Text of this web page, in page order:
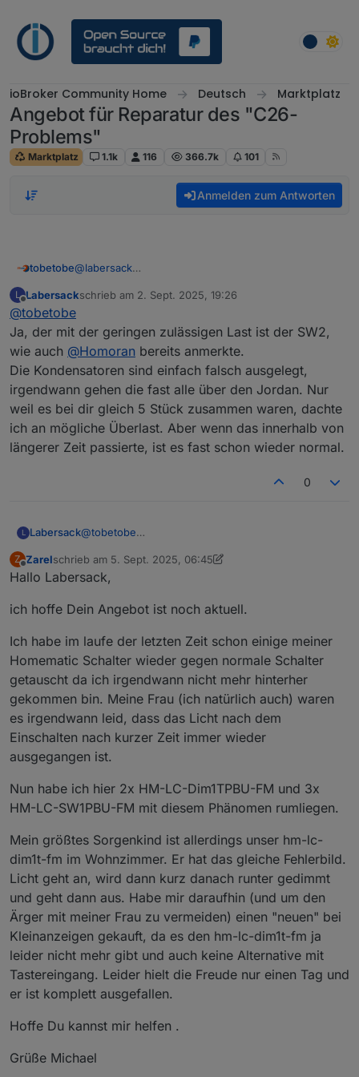
ioBroker Community Home Deutsch Marktplatz
Angebot für Reparatur des "C26-
Problems"
Marktplatz 1.1k 116 366.7k 101
Anmelden zum Antworten
tobetobe@labersack
sorry, ich war im Urlaub und danach krank. Verspätet
also herzlichen Dank für deine Bemühungen. Dass 3
von 5 Schalter wieder funktionieren, ist doch eine
sehr gute Nachricht. Die zwei weiterhin defekten
Schalter kannst du gerne zum Ausschlachten
behalten. Den Rücksendeschein lasse ich dir in den
nächsten Tagen zukommen. Was ich dranhängen
hatte? Kleiner Verbraucher, zum Teil aber mit
Schaltnetzteil, die sich ja bekanntermaßen kapazitiv
verhalten und beim Einschalten viel Strom ziehen.
Hier habe ich aber jeweils NTC zur reduktion des
den 1.150 W bezieht sich wohl nur auf den HM-LC-
16 A im Datenblatt, entsprechend 3.680 W. Das reicht
auch für den Wasserkocher. Oder habe ich da irgend
etwas übersehen? Ich glaube, die Dinger sind
einfach schon zu alt, sieht man ja auch an der
Seriennummer.
Viele Grüße
Thomas
L
Offline
Labersackschrieb am 2. Sept. 2025, 19:26
zuletzt editiert von
@tobetobe
Ja, der mit der geringen zulässigen Last ist der SW2,
wie auch @Homoran bereits anmerkte.
Die Kondensatoren sind einfach falsch ausgelegt,
irgendwann gehen die fast alle über den Jordan. Nur
weil es bei dir gleich 5 Stück zusammen waren, dachte
ich an mögliche Überlast. Aber wenn das innerhalb von
längerer Zeit passierte, ist es fast schon wieder normal.
0
L Labersack@tobetobe
SW2, wie auch@Homoranbereits anmerkte.
Die Kondensatoren sind einfach falsch ausgelegt,
Nur weil es bei dir gleich 5 Stück zusammen waren,
innerhalb von längerer Zeit passierte, ist es fast
schon wieder normal.
Z
Offline
Zarelschrieb am 5. Sept. 2025, 06:45
zuletzt editiert von Zarel9. Mai 2025, 09:52
Hallo Labersack,
ich hoffe Dein Angebot ist noch aktuell.
Ich habe im laufe der letzten Zeit schon einige meiner
Homematic Schalter wieder gegen normale Schalter
getauscht da ich irgendwann nicht mehr hinterher
gekommen bin. Meine Frau (ich natürlich auch) waren
es irgendwann leid, dass das Licht nach dem
Einschalten nach kurzer Zeit immer wieder
ausgegangen ist.
Nun habe ich hier 2x HM-LC-Dim1TPBU-FM und 3x
HM-LC-SW1PBU-FM mit diesem Phänomen rumliegen.
Mein größtes Sorgenkind ist allerdings unser hm-lc-
dim1t-fm im Wohnzimmer. Er hat das gleiche Fehlerbild.
Licht geht an, wird dann kurz danach runter gedimmt
und geht dann aus. Habe mir daraufhin (und um den
Ärger mit meiner Frau zu vermeiden) einen "neuen" bei
Kleinanzeigen gekauft, da es den hm-lc-dim1t-fm ja
leider nicht mehr gibt und auch keine Alternative mit
Tastereingang. Leider hielt die Freude nur einen Tag und
er ist komplett ausgefallen.
Hoffe Du kannst mir helfen .
Grüße Michael